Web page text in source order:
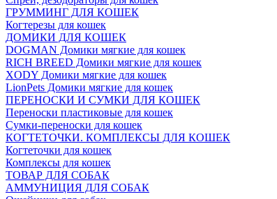
ГРУММИНГ ДЛЯ КОШЕК
Когтерезы для кошек
ДОМИКИ ДЛЯ КОШЕК
DOGMAN Домики мягкие для кошек
RICH BREED Домики мягкие для кошек
XODY Домики мягкие для кошек
LionPets Домики мягкие для кошек
ПЕРЕНОСКИ И СУМКИ ДЛЯ КОШЕК
Переноски пластиковые для кошек
Сумки-переноски для кошек
КОГТЕТОЧКИ. КОМПЛЕКСЫ ДЛЯ КОШЕК
Когтеточки для кошек
Комплексы для кошек
ТОВАР ДЛЯ СОБАК
АММУНИЦИЯ ДЛЯ СОБАК